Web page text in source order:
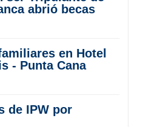
abrió becas
en Hotel
- Punta Cana
de IPW por